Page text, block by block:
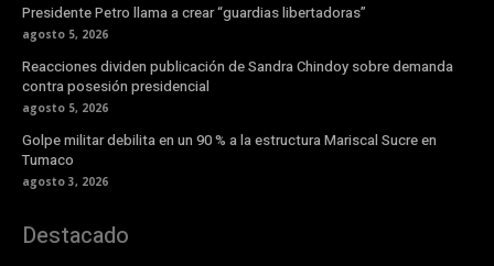
Presidente Petro llama a crear “guardias libertadoras”
agosto 5, 2026
Reacciones dividen publicación de Sandra Chindoy sobre demanda
contra posesión presidencial
agosto 5, 2026
Golpe militar debilita en un 90 % a la estructura Mariscal Sucre en
Tumaco
agosto 3, 2026
Destacado